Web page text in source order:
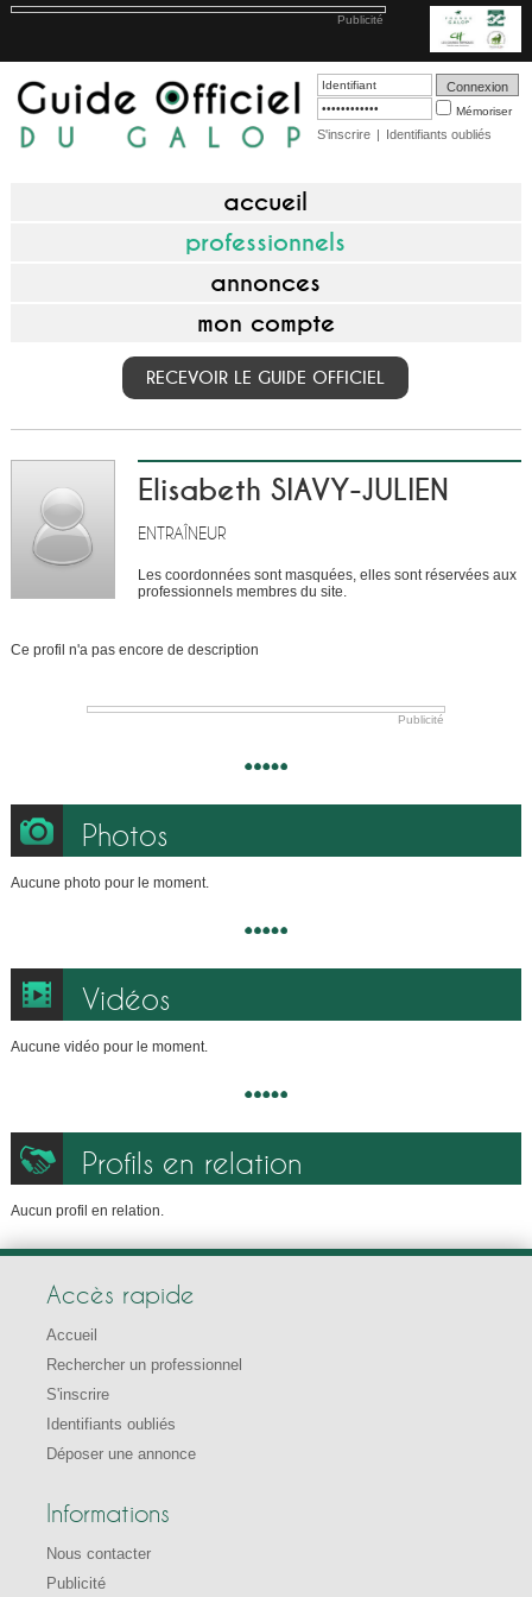
Publicité
Mémoriser
S'inscrire | Identifiants oubliés
accueil
professionnels
annonces
mon compte
RECEVOIR LE GUIDE OFFICIEL
Elisabeth SIAVY-JULIEN
ENTRAÎNEUR
Les coordonnées sont masquées, elles sont réservées aux
professionnels membres du site.
Ce profil n'a pas encore de description
Publicité
Photos
Aucune photo pour le moment.
Vidéos
Aucune vidéo pour le moment.
Profils en relation
Aucun profil en relation.
Accès rapide
Accueil
Rechercher un professionnel
S'inscrire
Identifiants oubliés
Déposer une annonce
Informations
Nous contacter
Publicité